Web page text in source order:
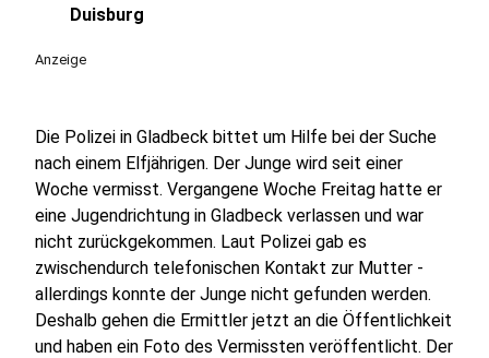
Duisburg
Anzeige
Die Polizei in Gladbeck bittet um Hilfe bei der Suche
nach einem Elfjährigen. Der Junge wird seit einer
Woche vermisst. Vergangene Woche Freitag hatte er
eine Jugendrichtung in Gladbeck verlassen und war
nicht zurückgekommen. Laut Polizei gab es
zwischendurch telefonischen Kontakt zur Mutter -
allerdings konnte der Junge nicht gefunden werden.
Deshalb gehen die Ermittler jetzt an die Öffentlichkeit
und haben ein Foto des Vermissten veröffentlicht. Der